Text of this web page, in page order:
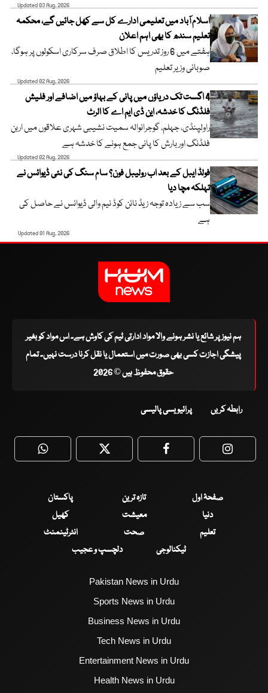
Updated 03 Aug, 2026
اسلام آباد میں تعلیمی ادارے کل سے کھل جائیں گے، محکمہ
تعلیم سندھ کا بھی اہم اعلان
ہفتے میں 6 روز تدریس کا اطلاق صرف سرکاری اسکولوں پر ہوگا،
صوبائی وزیر تعلیم
Updated 02 Aug, 2026
4 اگست تک دریاؤں میں پانی کے بہاؤ میں اضافے اور فلیش
فلڈنگ کا خدشہ، این ڈی ایم اے کا الرٹ
راولپنڈی، جہلم، گوجرانوالہ سمیت نشیبی شہری علاقوں میں اربن
فلڈنگ اور بارش کا پانی جمع ہونے کا خدشہ ہے
Updated 02 Aug, 2026
فولڈ ایبل کے بعد اب رولیبل فون؟ سام سنگ کی نئی ڈیوائس نے
تہلکہ مچا دیا
سب سے زیادہ توجہ زیڈ نائن کوڈ نیم والی ڈیوائس نے حاصل کی
ہے
Updated 01 Aug, 2026
ہم نیوز پر شائع یا نشر ہونے والا مواد ادارتی ٹیم کی کاوش ہے۔ اس مواد کو بغیر
پیشگی اجازت کسی بھی صورت میں استعمال یا نقل کرنا درست نہیں۔ تمام
حقوق محفوظ ہیں © 2026
رابطہ کریں پرائیویسی پالیسی
WhatsApp Twitter Facebook
صفحۂ اول تازہ ترین
پاکستان
دنیا
معیشت
کھیل
تعلیم
صحت
انٹرٹینمنٹ
ٹیکنالوجی
دلچسپ و عجیب
Pakistan News in Urdu
Sports News in Urdu
Business News in Urdu
Tech News in Urdu
Entertainment News in Urdu
Health News in Urdu